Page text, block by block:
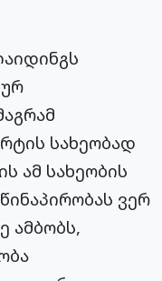
სახეობად
ამ სახეობის
ვერ
ამბობს,